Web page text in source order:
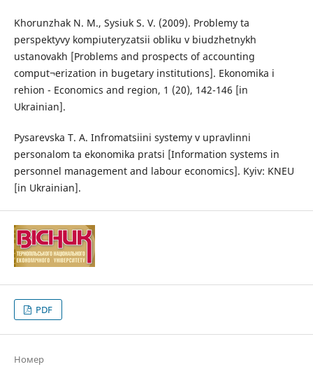
Khorunzhak N. M., Sysiuk S. V. (2009). Problemy ta
perspektyvy kompiuteryzatsii obliku v biudzhetnykh
ustanovakh [Problems and prospects of accounting
comput¬erization in bugetary institutions]. Ekonomika i
rehion - Economics and region, 1 (20), 142-146 [in
Ukrainian].
Pysarevska T. A. Infromatsiini systemy v upravlinni
personalom ta ekonomika pratsi [Information systems in
personnel management and labour economics]. Kyiv: KNEU
[in Ukrainian].
PDF
Номер